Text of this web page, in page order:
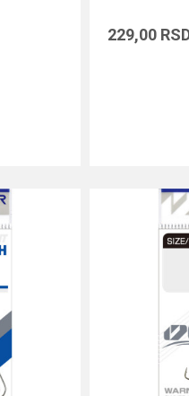
229,00